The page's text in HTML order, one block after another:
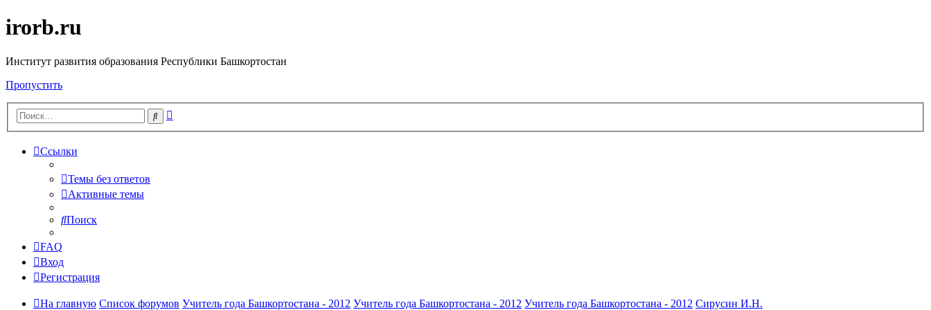
irorb.ru
Институт развития образования Республики Башкортостан
Пропустить
Поиск
Ссылки
Темы без ответов
Активные темы
Поиск
FAQ
Вход
Регистрация
На главную Список форумов Учитель года Башкортостана - 2012 Учитель года Башкортостана - 2012 Учитель года Башкортостана - 2012 Сирусин И.Н.